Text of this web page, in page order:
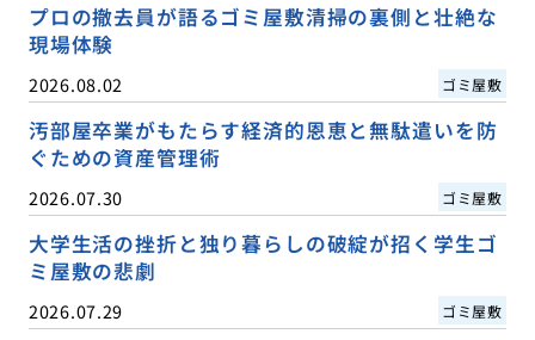
プロの撤去員が語るゴミ屋敷清掃の裏側と壮絶な
現場体験
2026.08.02 ゴミ屋敷
汚部屋卒業がもたらす経済的恩恵と無駄遣いを防
ぐための資産管理術
2026.07.30 ゴミ屋敷
大学生活の挫折と独り暮らしの破綻が招く学生ゴ
ミ屋敷の悲劇
2026.07.29 ゴミ屋敷